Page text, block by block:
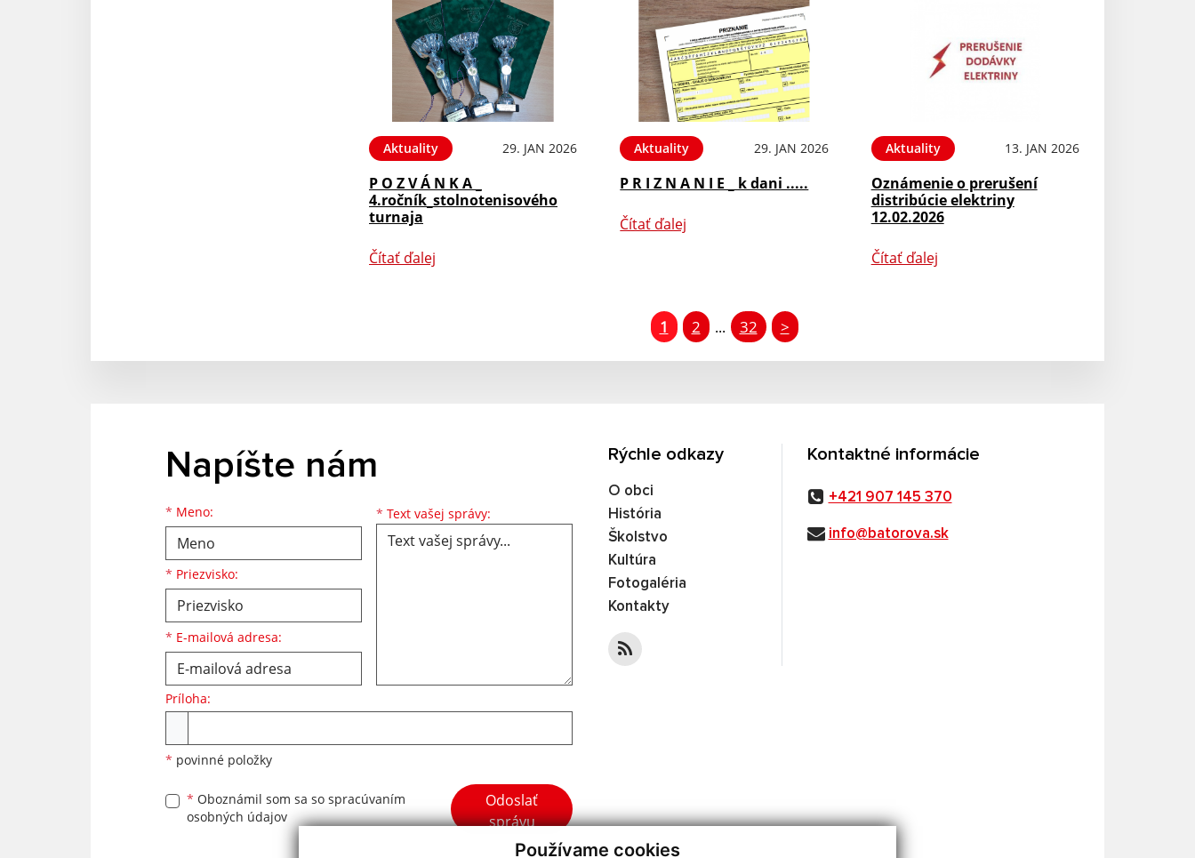
Používame cookies
Aktuality 29. JAN 2026
P O Z V Á N K A _
4.ročník_stolnotenisového
turnaja
Čítať ďalej
Aktuality 29. JAN 2026
P R I Z N A N I E _ k dani .....
Čítať ďalej
Aktuality 13. JAN 2026
Oznámenie o prerušení
distribúcie elektriny
12.02.2026
Čítať ďalej
1 2 ... 32 >
Napíšte nám
* Meno:
Meno
* Priezvisko:
Priezvisko
* E-mailová adresa:
E-mailová adresa * Text vašej správy: Text vašej správy...
Príloha:
* povinné položky
* Oboznámil som sa so spracúvaním
osobných údajov
Google reCaptcha Response
Odoslať
správu
Rýchle odkazy
O obci
História
Školstvo
Kultúra
Fotogaléria
Kontakty
Kontaktné informácie
+421 907 145 370
info@batorova.sk